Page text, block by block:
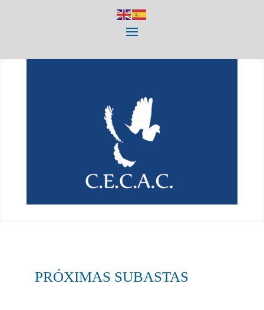
PRÓXIMAS SUBASTAS